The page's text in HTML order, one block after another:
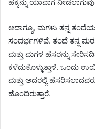
ಆದಾಗ್ಯೂ, ಮಗಳು ತನ್ನ
ಸಂದರ್ಭಗಳಿವೆ. ತಂದೆ ತನ್ನ
ಮತ್ತು ಮಗಳ ಹೆಸರನ್ನು
ಕಳೆದುಕೊಳ್ಳುತ್ತಾಳೆ. ಒಂದು
ಮತ್ತು ಅದರಲ್ಲಿ
ಹೊಂದಿರುತ್ತಾರೆ.